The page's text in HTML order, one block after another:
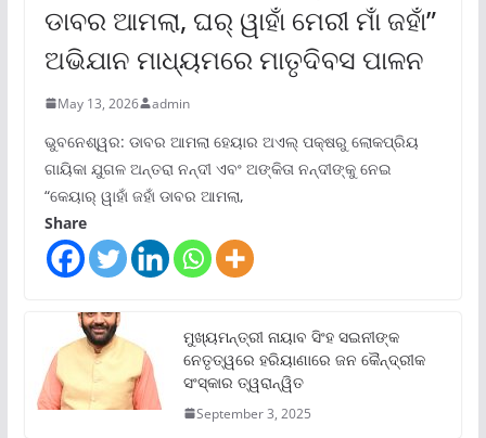
ଡାବର ଆମଲା, ଘର୍ ୱାହାଁ ମେରୀ ମାଁ ଜହାଁ”
ଅଭିଯାନ ମାଧ୍ୟମରେ ମାତୃଦିବସ ପାଳନ
May 13, 2026 admin
ଭୁବନେଶ୍ୱର: ଡାବର ଆମଲା ହେୟାର ଅଏଲ୍ ପକ୍ଷରୁ ଲୋକପ୍ରିୟ
ଗାୟିକା ଯୁଗଳ ଅନ୍ତରା ନନ୍ଦୀ ଏବଂ ଅଙ୍କିତା ନନ୍ଦୀଙ୍କୁ ନେଇ
“କେୟାର୍ ୱାହାଁ ଜହାଁ ଡାବର ଆମଲା,
Share
ମୁଖ୍ୟମନ୍ତ୍ରୀ ନାୟାବ ସିଂହ ସଇନୀଙ୍କ
ନେତୃତ୍ୱରେ ହରିୟାଣାରେ ଜନ କୈନ୍ଦ୍ରୀକ
ସଂସ୍କାର ତ୍ୱରାନ୍ୱିତ
September 3, 2025